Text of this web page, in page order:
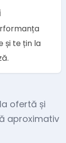
și te țin la
ofertă și
aproximativ